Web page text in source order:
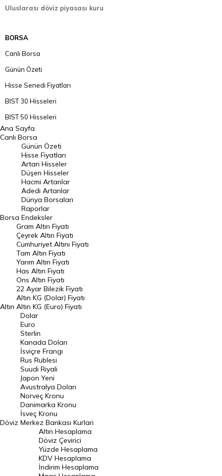
Uluslarası döviz piyasası kuru
BORSA
Canlı Borsa
Günün Özeti
Hisse Senedi Fiyatları
BIST 30 Hisseleri
BIST 50 Hisseleri
BIST 100 Hisseleri
En Çok Artan Hisseler
En Çok Düşen Hisseler
Hacmi Artanlar
Geçmiş Kapanışlar
Dünya Borsaları
Raporlar
Endeksler
DÖVİZ
Döviz Kuru
Dolar Kuru
Euro Kuru
Pound Kuru
Frank Kuru
Riyal Kuru
Avustralya Doları
Danimarka Kronu Kuru
Kanada Doları Kuru
Norveç Kronu Kuru
İsveç Kronu Kuru
Japon Yeni Kuru
Serbest Piyasa Döviz Kurları
Ana Sayfa
Canlı Borsa
Borsa
Günün Özeti
Hisse Fiyatları
Artan Hisseler
Düşen Hisseler
Hacmi Artanlar
Adedi Artanlar
Dünya Borsaları
Raporlar
Endeksler
Altın
Gram Altın Fiyatı
Çeyrek Altın Fiyatı
Cumhuriyet Altını Fiyatı
Tam Altın Fiyatı
Yarım Altın Fiyatı
Has Altın Fiyatı
Ons Altın Fiyatı
22 Ayar Bilezik Fiyatı
Altın KG (Dolar) Fiyatı
Altın KG (Euro) Fiyatı
Döviz
Dolar
Euro
Sterlin
Kanada Doları
İsviçre Frangı
Rus Rublesi
Suudi Riyali
Japon Yeni
Avustralya Doları
Norveç Kronu
Danimarka Kronu
İsveç Kronu
Merkez Bankası Kurlari
Altın Hesaplama
Döviz Çevirici
Yüzde Hesaplama
KDV Hesaplama
İndirim Hesaplama